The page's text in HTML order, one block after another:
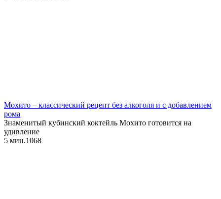
Мохито – классический рецепт без алкоголя и с добавлением
рома
Знаменитый кубинский коктейль Мохито готовится на
удивление
5 мин.1068